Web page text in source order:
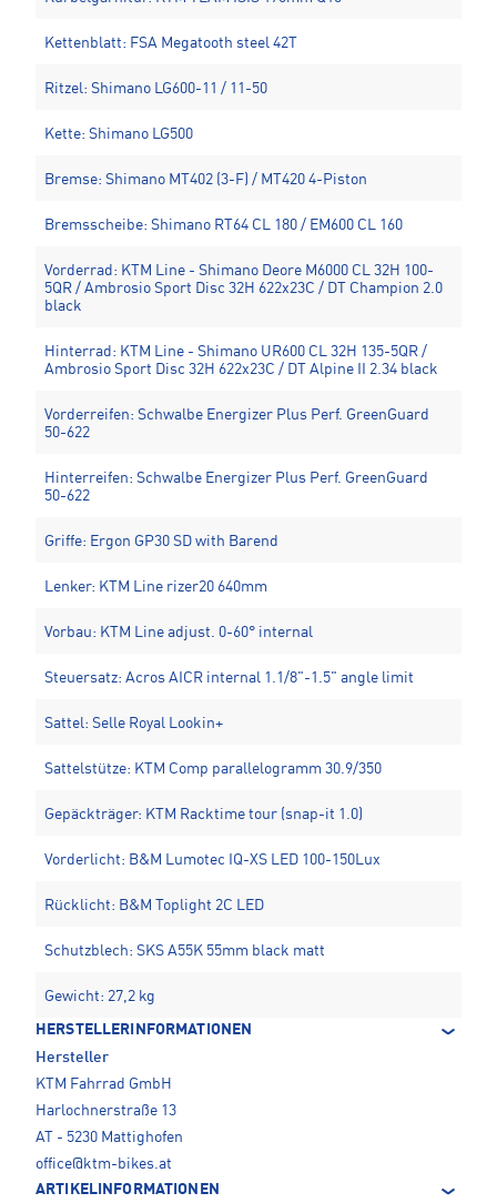
Kettenblatt: FSA Megatooth steel 42T
Ritzel: Shimano LG600-11 / 11-50
Kette: Shimano LG500
Bremse: Shimano MT402 (3-F) / MT420 4-Piston
Bremsscheibe: Shimano RT64 CL 180 / EM600 CL 160
Vorderrad: KTM Line - Shimano Deore M6000 CL 32H 100-
5QR / Ambrosio Sport Disc 32H 622x23C / DT Champion 2.0
black
Hinterrad: KTM Line - Shimano UR600 CL 32H 135-5QR /
Ambrosio Sport Disc 32H 622x23C / DT Alpine II 2.34 black
Vorderreifen: Schwalbe Energizer Plus Perf. GreenGuard
50-622
Hinterreifen: Schwalbe Energizer Plus Perf. GreenGuard
50-622
Griffe: Ergon GP30 SD with Barend
Lenker: KTM Line rizer20 640mm
Vorbau: KTM Line adjust. 0-60° internal
Steuersatz: Acros AICR internal 1.1/8"-1.5" angle limit
Sattel: Selle Royal Lookin+
Sattelstütze: KTM Comp parallelogramm 30.9/350
Gepäckträger: KTM Racktime tour (snap-it 1.0)
Vorderlicht: B&M Lumotec IQ-XS LED 100-150Lux
Rücklicht: B&M Toplight 2C LED
Schutzblech: SKS A55K 55mm black matt
Gewicht: 27,2 kg
HERSTELLERINFORMATIONEN
Hersteller
KTM Fahrrad GmbH
Harlochnerstraße 13
AT - 5230 Mattighofen
office@ktm-bikes.at
ARTIKELINFORMATIONEN